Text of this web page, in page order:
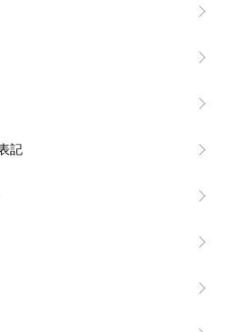
記